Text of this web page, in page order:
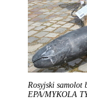
Rosyjski samolot
EPA/MYKOLA